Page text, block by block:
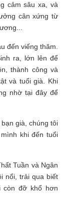
cảm sâu xa, và
cân xứng từ
đến viếng thăm.
ra, lớn lên để
thành công và
và tuổi già. Khi
nhờ tại đây để
già, chúng tôi
khi đến tuổi
Tuần và Ngân
nổi, trải qua biết
còn đỡ khổ hơn